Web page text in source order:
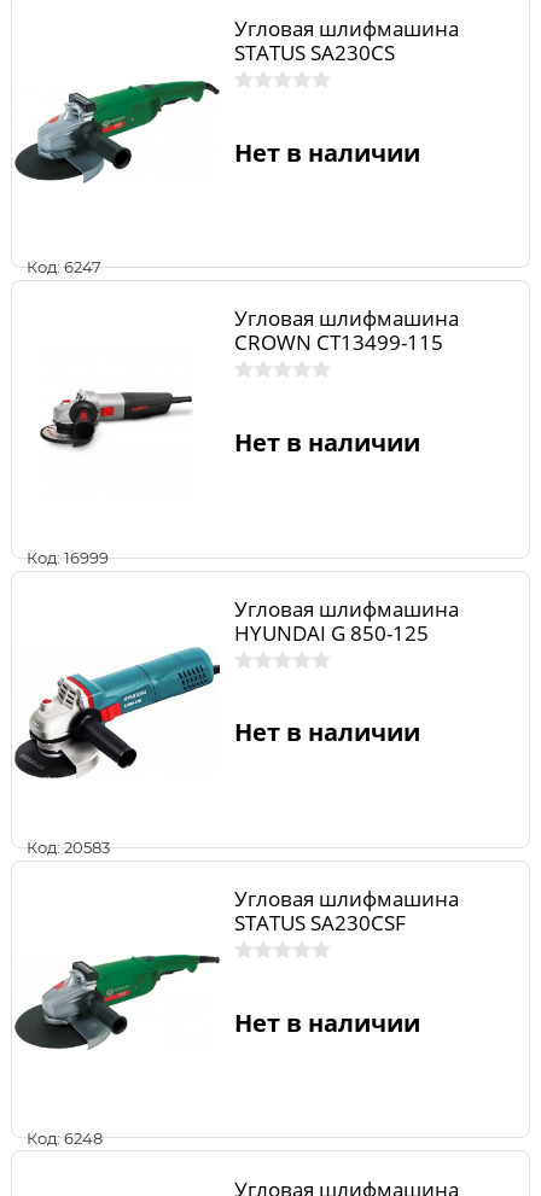
Код: 6247
Угловая шлифмашина
STATUS SA230CS
Нет в наличии
Код: 16999
Угловая шлифмашина
CROWN CT13499-115
Нет в наличии
Код: 20583
Угловая шлифмашина
HYUNDAI G 850-125
Нет в наличии
Код: 6248
Угловая шлифмашина
STATUS SA230CSF
Нет в наличии
Угловая шлифмашина